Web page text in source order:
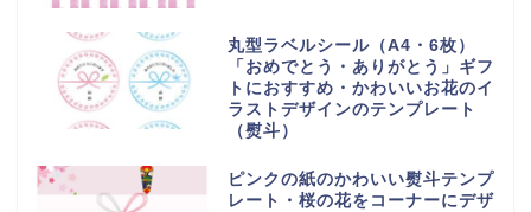
丸型ラベルシール（A4・6枚）
「おめでとう・ありがとう」ギフ
トにおすすめ・かわいいお花のイ
ラストデザインのテンプレート
（熨斗）
ピンクの紙のかわいい熨斗テンプ
レート・桜の花をコーナーにデザ